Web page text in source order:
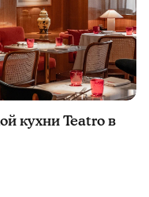
кухни Teatro в